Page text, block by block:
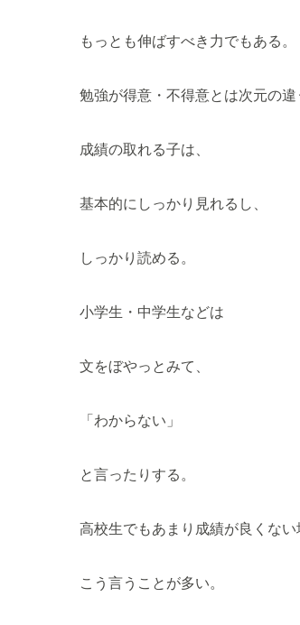
もっとも伸ばすべき力でもある。
勉強が得意・不得意とは次元の違
成績の取れる子は、
基本的にしっかり見れるし、
しっかり読める。
小学生・中学生などは
文をぼやっとみて、
「わからない」
と言ったりする。
高校生でもあまり成績が良くない
こう言うことが多い。